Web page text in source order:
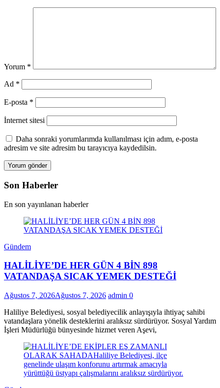
Yorum *
Ad *
E-posta *
İnternet sitesi
Daha sonraki yorumlarımda kullanılması için adım, e-posta
adresim ve site adresim bu tarayıcıya kaydedilsin.
Son Haberler
En son yayınlanan haberler
Gündem
HALİLİYE’DE HER GÜN 4 BİN 898
VATANDAŞA SICAK YEMEK DESTEĞİ
Ağustos 7, 2026Ağustos 7, 2026 admin 0
Haliliye Belediyesi, sosyal belediyecilik anlayışıyla ihtiyaç sahibi
vatandaşlara yönelik desteklerini aralıksız sürdürüyor. Sosyal Yardım
İşleri Müdürlüğü bünyesinde hizmet veren Aşevi,